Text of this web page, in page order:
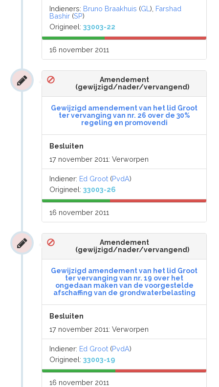
Indieners: Bruno Braakhuis (GL), Farshad
Bashir (SP)
Origineel:33003-22
16 november 2011
Amendement
(gewijzigd/nader/vervangend)
Gewijzigd amendement van het lid Groot
ter vervanging van nr. 26 over de 30%
regeling en promovendi
Besluiten
17 november 2011: Verworpen
Indiener: Ed Groot (PvdA)
Origineel:33003-26
16 november 2011
Amendement
(gewijzigd/nader/vervangend)
Gewijzigd amendement van het lid Groot
ter vervanging van nr. 19 over het
ongedaan maken van de voorgestelde
afschaffing van de grondwaterbelasting
Besluiten
17 november 2011: Verworpen
Indiener: Ed Groot (PvdA)
Origineel:33003-19
16 november 2011